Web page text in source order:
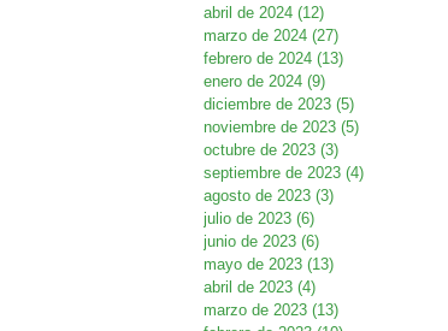
abril de 2024 (12)
marzo de 2024 (27)
febrero de 2024 (13)
enero de 2024 (9)
diciembre de 2023 (5)
noviembre de 2023 (5)
octubre de 2023 (3)
septiembre de 2023 (4)
agosto de 2023 (3)
julio de 2023 (6)
junio de 2023 (6)
mayo de 2023 (13)
abril de 2023 (4)
marzo de 2023 (13)